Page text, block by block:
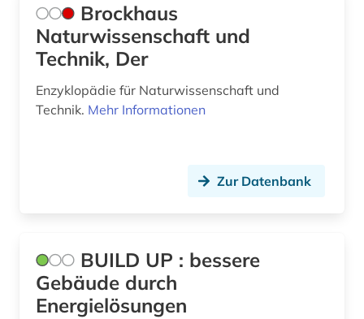
neuheit (2)
norm (2)
normen (1)
open access (5)
open data (2)
Brockhaus
Naturwissenschaft und
Technik, Der
Enzyklopädie für Naturwissenschaft und
Technik. Mehr Informationen
Zur Datenbank
BUILD UP : bessere
Gebäude durch
Energielösungen